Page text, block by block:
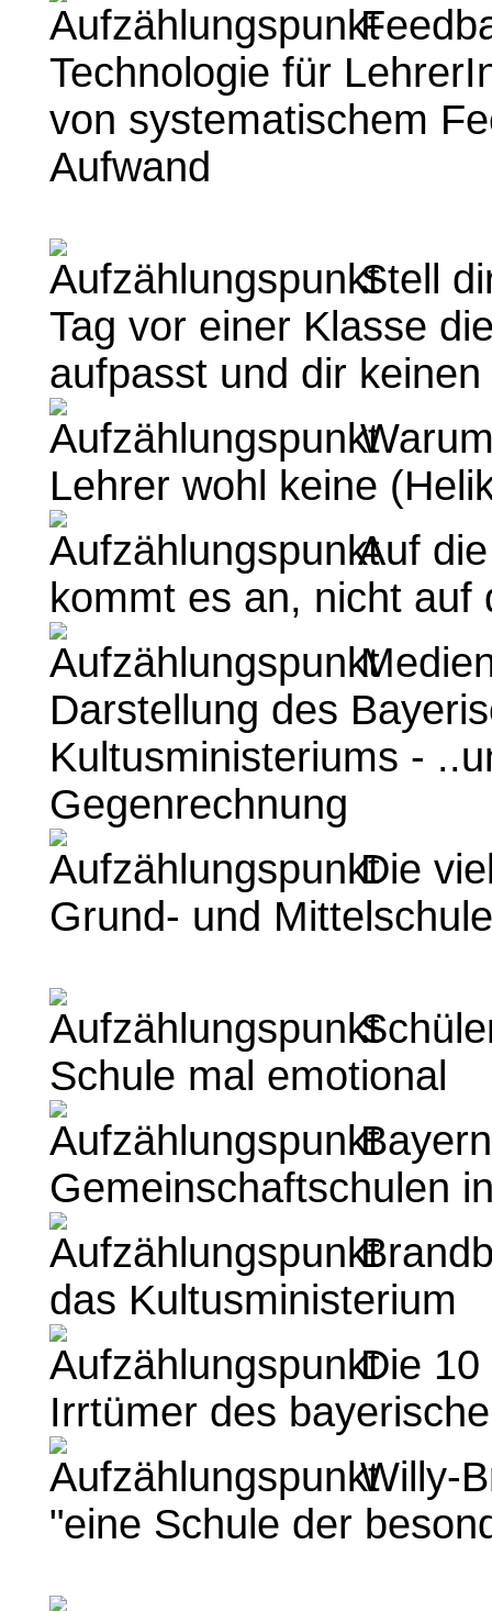
Technologie für
von systematischem
Aufwand
Stell
Tag vor einer Klasse
aufpasst und dir
Lehrer wohl keine
Auf
kommt es an, nicht auf
Darstellung des
Kultusministeriums -
Gegenrechnung
Die
Grund- und
Schule mal emotional
Gemeinschaftschulen
das Kultusministerium
Die 10
Irrtümer des
Willy-
"eine Schule der